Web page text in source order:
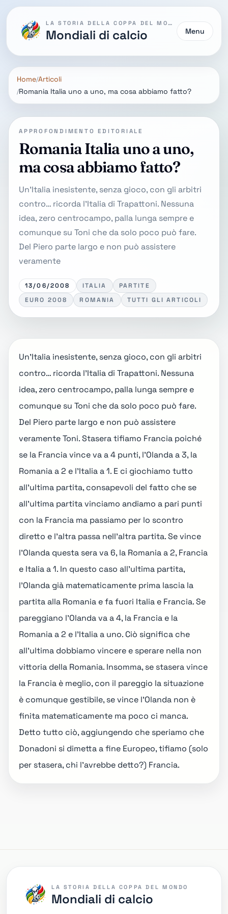
LA STORIA DELLA COPPA DEL MONDO
Mondiali di calcio Menu
Home Articoli
Romania Italia uno a uno, ma cosa abbiamo fatto?
APPROFONDIMENTO EDITORIALE
Romania Italia uno a uno,
ma cosa abbiamo fatto?
Un'Italia inesistente, senza gioco, con gli arbitri
contro… ricorda l'Italia di Trapattoni. Nessuna
idea, zero centrocampo, palla lunga sempre e
comunque su Toni che da solo poco può fare.
Del Piero parte largo e non può assistere
veramente
13/06/2008 ITALIA
PARTITE
EURO 2008
ROMANIA TUTTI GLI ARTICOLI
Un'Italia inesistente, senza gioco, con gli arbitri
contro… ricorda l'Italia di Trapattoni. Nessuna
idea, zero centrocampo, palla lunga sempre e
comunque su Toni che da solo poco può fare.
Del Piero parte largo e non può assistere
veramente Toni. Stasera tifiamo Francia poiché
se la Francia vince va a 4 punti, l'Olanda a 3, la
Romania a 2 e l'Italia a 1. E ci giochiamo tutto
all'ultima partita, consapevoli del fatto che se
all'ultima partita vinciamo andiamo a pari punti
con la Francia ma passiamo per lo scontro
diretto e l'altra passa nell'altra partita. Se vince
l'Olanda questa sera va 6, la Romania a 2, Francia
e Italia a 1. In questo caso all'ultima partita,
l'Olanda già matematicamente prima lascia la
partita alla Romania e fa fuori Italia e Francia. Se
pareggiano l'Olanda va a 4, la Francia e la
Romania a 2 e l'Italia a uno. Ciò significa che
all'ultima dobbiamo vincere e sperare nella non
vittoria della Romania. Insomma, se stasera vince
la Francia è meglio, con il pareggio la situazione
è comunque gestibile, se vince l'Olanda non è
finita matematicamente ma poco ci manca.
Detto tutto ciò, aggiungendo che speriamo che
Donadoni si dimetta a fine Europeo, tifiamo (solo
per stasera, chi l'avrebbe detto?) Francia.
LA STORIA DELLA COPPA DEL MONDO
Mondiali di calcio